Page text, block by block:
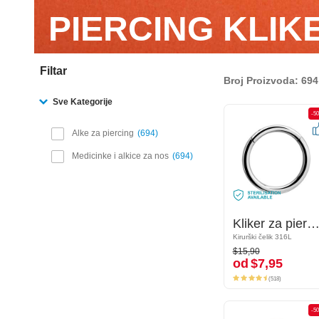
PIERCING
Filtar
Sve Kategorije
Alke za piercing 694
Medicinke i alkice za nos 694
Broj Proizvoda: 694
-50%
Kliker za piercing (kirurški čelik, srebrna, sjajna završna obrada)
Kirurški čelik 316L
$15,90
od$7,95
-
Kliker za piercing (kirurški čelik, srebrna, sjajna završna obrada)
Kirurški čelik 316L
$15,90
od $7,95
(518)
-50%
-